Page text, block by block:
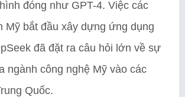
đóng như GPT-4. Việc các
Mỹ bắt đầu xây dựng ứng dụng
đã đặt ra câu hỏi lớn về sự
ngành công nghệ Mỹ vào các
Quốc.